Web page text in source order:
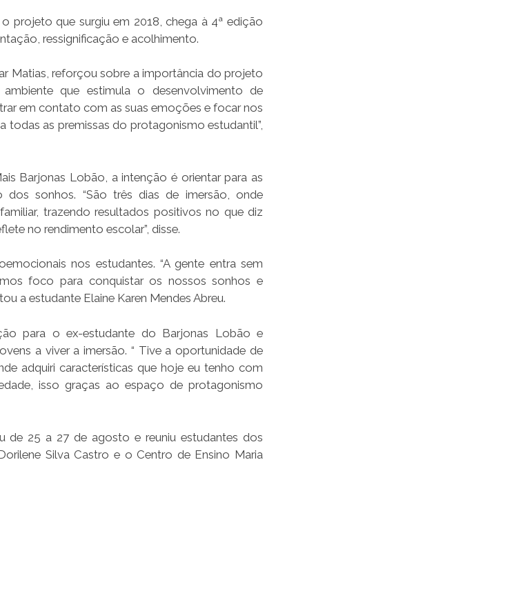
projeto que surgiu em 2018, chega à 4ª edição
ressignificação e acolhimento.
Matias, reforçou sobre a importância do projeto
que estimula o desenvolvimento de
em contato com as suas emoções e focar nos
as premissas do protagonismo estudantil”,
Barjonas Lobão, a intenção é orientar para as
dos sonhos. “São três dias de imersão, onde
trazendo resultados positivos no que diz
no rendimento escolar”, disse.
nos estudantes. “A gente entra sem
foco para conquistar os nossos sonhos e
a estudante Elaine Karen Mendes Abreu.
para o ex-estudante do Barjonas Lobão e
a viver a imersão. “ Tive a oportunidade de
adquiri características que hoje eu tenho com
isso graças ao espaço de protagonismo
de 25 a 27 de agosto e reuniu estudantes dos
Silva Castro e o Centro de Ensino Maria